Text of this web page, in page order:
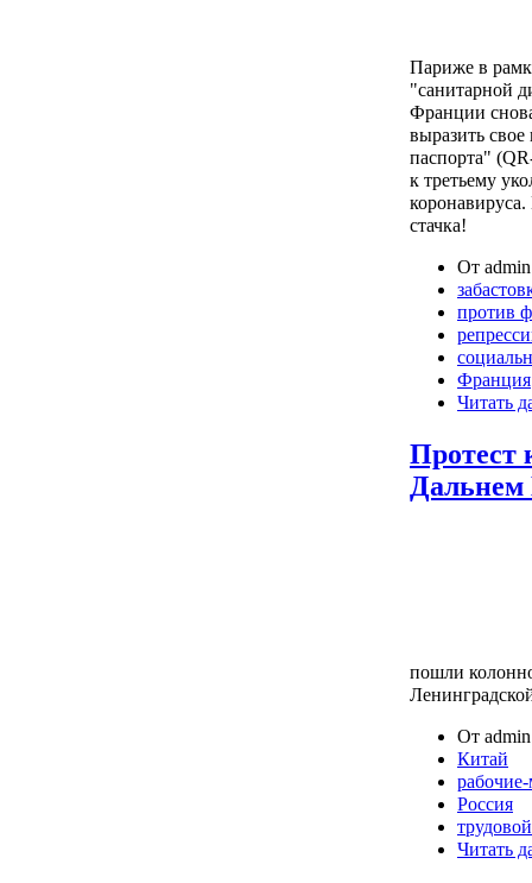
Париже в
"санитарной
Франции
выразить
паспорта"
к третьему
коронавируса.
стачка!
От
против
Франция
Читать
Протест
Дальнем
пошли
От
Китай
Россия
Читать